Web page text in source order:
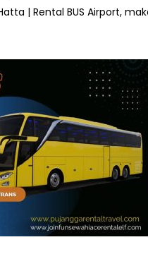
| Rental BUS Airport,